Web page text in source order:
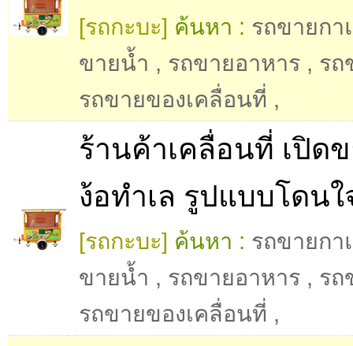
[รถกะบะ] ค้นหา : รถขายกา
ขายน้ำ , รถขายอาหาร , รถ
รถขายของเคลื่อนที่ ,
ร้านค้าเคลื่อนที่ เปิด
ง้อทำเล รูปแบบโดนใ
[รถกะบะ] ค้นหา : รถขายกา
ขายน้ำ , รถขายอาหาร , รถ
รถขายของเคลื่อนที่ ,